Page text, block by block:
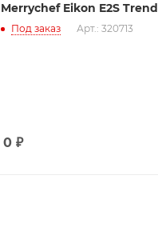
Merrychef Eikon E2S Trend
Под заказ Арт.: 320713
0 ₽